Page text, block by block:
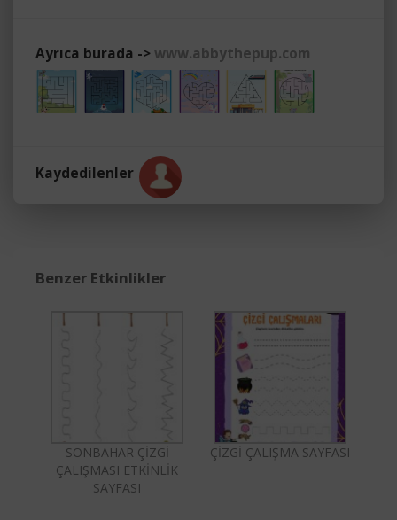
Ayrıca burada -> www.abbythepup.com
Kaydedilenler
Benzer Etkinlikler
SONBAHAR ÇİZGİ
ÇALIŞMASI ETKİNLİK
SAYFASI
ÇİZGİ ÇALIŞMA SAYFASI